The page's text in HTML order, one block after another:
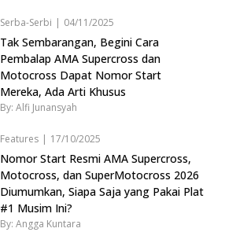
Serba-Serbi | 04/11/2025
Tak Sembarangan, Begini Cara
Pembalap AMA Supercross dan
Motocross Dapat Nomor Start
Mereka, Ada Arti Khusus
By: Alfi Junansyah
Features | 17/10/2025
Nomor Start Resmi AMA Supercross,
Motocross, dan SuperMotocross 2026
Diumumkan, Siapa Saja yang Pakai Plat
#1 Musim Ini?
By: Angga Kuntara